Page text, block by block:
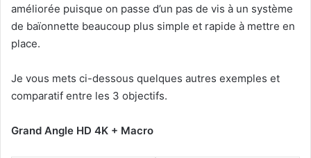
améliorée puisque on passe d’un pas de vis à un système
de baïonnette beaucoup plus simple et rapide à mettre en
place.
Je vous mets ci-dessous quelques autres exemples et
comparatif entre les 3 objectifs.
Grand Angle HD 4K + Macro